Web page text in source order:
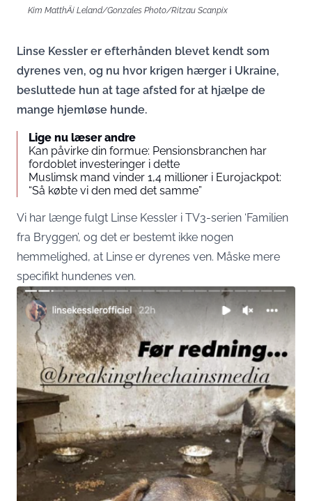
Kim MatthÄi Leland/Gonzales Photo/Ritzau Scanpix
Linse Kessler er efterhånden blevet kendt som
dyrenes ven, og nu hvor krigen hærger i Ukraine,
besluttede hun at tage afsted for at hjælpe de
mange hjemløse hunde.
Lige nu læser andre
Kan påvirke din formue: Pensionsbranchen har
fordoblet investeringer i dette
Muslimsk mand vinder 1,4 millioner i Eurojackpot:
“Så købte vi den med det samme”
Vi har længe fulgt Linse Kessler i TV3-serien ‘Familien
fra Bryggen’, og det er bestemt ikke nogen
hemmelighed, at Linse er dyrenes ven. Måske mere
specifikt hundenes ven.